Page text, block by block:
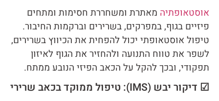
אוסטאופתיה מאתרת ומשחררת חסימות ומתחים
פיזיים בגוף, במפרקים, בשרירים וברקמות החיבור.
טיפול אוסטאופתי יכול להפחית את הכיווץ בשרירים,
לשפר את טווח התנועה ולהחזיר את הגוף לאיזון
תפקודי, ובכך להקל על הכאב הפיזי הנובע ממתח.
☑ דיקור יבש (IMS): טיפול ממוקד בכאב שרירי